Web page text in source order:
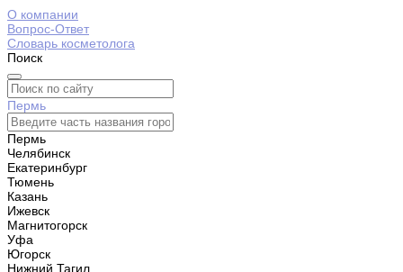
О компании
Вопрос-Ответ
Словарь косметолога
Поиск
Пермь
Пермь
Челябинск
Екатеринбург
Тюмень
Казань
Ижевск
Магнитогорск
Уфа
Югорск
Нижний Тагил